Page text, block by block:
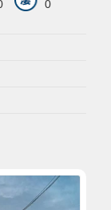
0